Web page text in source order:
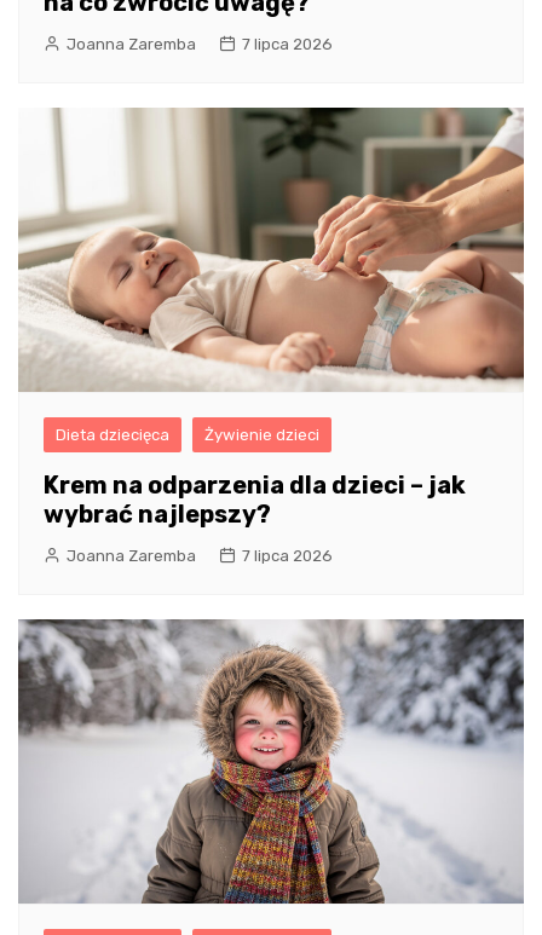
Joanna Zaremba 7 lipca 2026
Dieta dziecięca Żywienie dzieci
Krem na odparzenia dla dzieci – jak
wybrać najlepszy?
Joanna Zaremba 7 lipca 2026